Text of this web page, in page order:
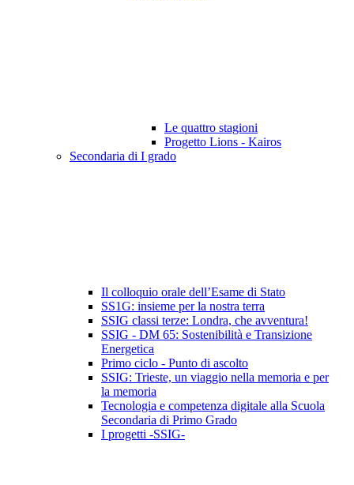
Le quattro stagioni
Progetto Lions - Kairos
Secondaria di I grado
Il colloquio orale dell’Esame di Stato
SS1G: insieme per la nostra terra
SSIG classi terze: Londra, che avventura!
SSIG - DM 65: Sostenibilità e Transizione
Energetica
Primo ciclo - Punto di ascolto
SSIG: Trieste, un viaggio nella memoria e per
la memoria
Tecnologia e competenza digitale alla Scuola
Secondaria di Primo Grado
I progetti -SSIG-